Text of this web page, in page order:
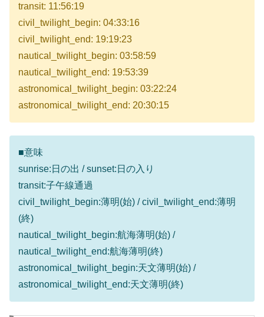
transit: 11:56:19
civil_twilight_begin: 04:33:16
civil_twilight_end: 19:19:23
nautical_twilight_begin: 03:58:59
nautical_twilight_end: 19:53:39
astronomical_twilight_begin: 03:22:24
astronomical_twilight_end: 20:30:15
■意味
sunrise:日の出 / sunset:日の入り
transit:子午線通過
civil_twilight_begin:薄明(始) / civil_twilight_end:薄明
(終)
nautical_twilight_begin:航海薄明(始) /
nautical_twilight_end:航海薄明(終)
astronomical_twilight_begin:天文薄明(始) /
astronomical_twilight_end:天文薄明(終)